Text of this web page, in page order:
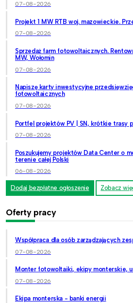
07-08-2026
Projekt 1 MW RTB woj. mazowieckie.
07-08-2026
Sprzedaż farm fotowoltaicznych.
MW, Wołomin
07-08-2026
Napiszę karty inwestycyjne
fotowoltaicznych
07-08-2026
Portfel projektów PV | SN, krótkie trasy
07-08-2026
Poszukujemy projektów Data Center o
terenie całej Polski
06-08-2026
Dodaj bezpłatne ogłoszenie Zobacz
Oferty pracy
Współpraca dla osób zarządzających
07-08-2026
Monter fotowoltaiki, ekipy monterskie,
07-08-2026
Ekipa monterska - banki energii